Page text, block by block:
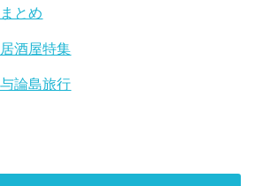
とめ
酒屋特集
論島旅行